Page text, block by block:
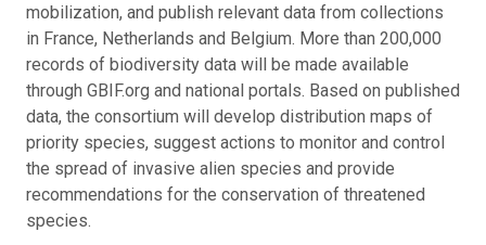
mobilization, and publish relevant data from collections
in France, Netherlands and Belgium. More than 200,000
records of biodiversity data will be made available
through GBIF.org and national portals. Based on published
data, the consortium will develop distribution maps of
priority species, suggest actions to monitor and control
the spread of invasive alien species and provide
recommendations for the conservation of threatened
species.